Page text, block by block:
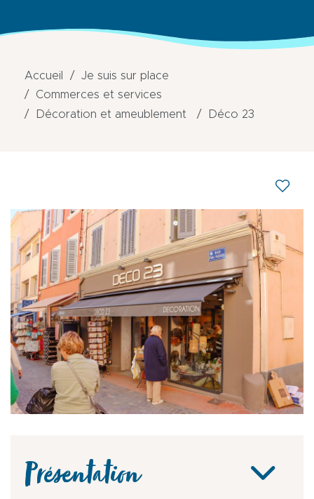
Accueil
Je suis sur place
Commerces et services
Décoration et ameublement
Déco 23
Présentation